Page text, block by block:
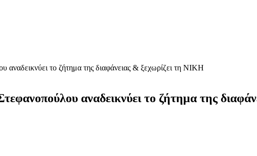
το ζήτημα της διαφάνειας & ξεχωρίζει τη ΝΙΚΗ
αναδεικνύει το ζήτημα της